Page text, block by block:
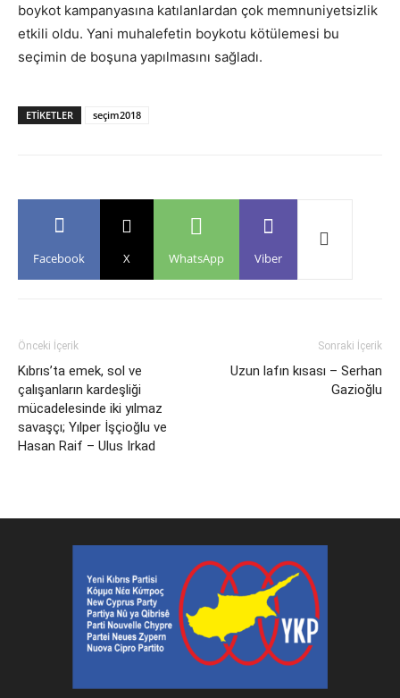
boykot kampanyasına katılanlardan çok memnuniyetsizlik
etkili oldu. Yani muhalefetin boykotu kötülemesi bu
seçimin de boşuna yapılmasını sağladı.
ETIKETLER seçim2018
Facebook X WhatsApp Viber
Önceki İçerik
Kıbrıs’ta emek, sol ve
çalışanların kardeşliği
mücadelesinde iki yılmaz
savaşçı; Yılper İşçioğlu ve
Hasan Raif – Ulus Irkad
Sonraki İçerik
Uzun lafın kısası – Serhan
Gazioğlu